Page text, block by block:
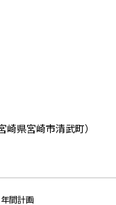
県宮崎市清武町）
年間計画